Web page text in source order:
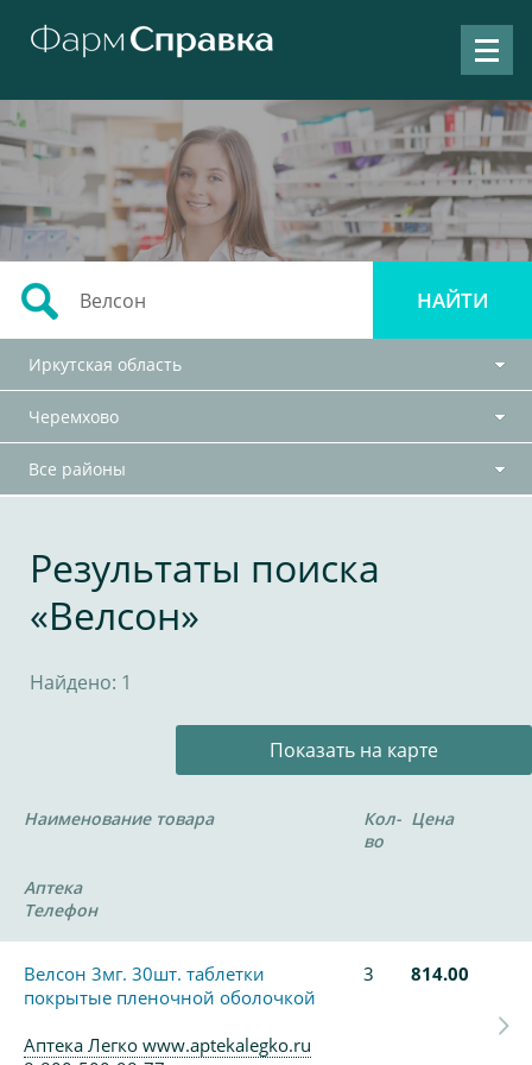
Иркутская область
Черемхово
Все районы
Результаты поиска
«Велсон»
Найдено: 1
Показать на карте
Наименование товара
Кол-
во
Цена
Аптека
Телефон
Велсон 3мг. 30шт. таблетки
покрытые пленочной оболочкой
3 814.00
Аптека Легко www.aptekalegko.ru